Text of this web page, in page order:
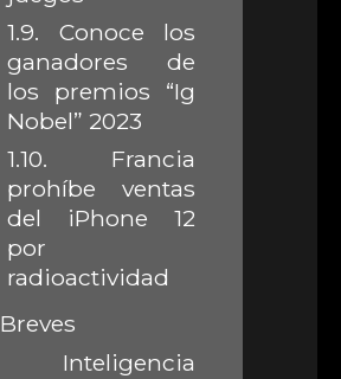
1.9. Conoce los
ganadores de
los premios “Ig
Nobel” 2023
1.10. Francia
prohíbe ventas
del iPhone 12
por
radioactividad
Breves
Inteligencia